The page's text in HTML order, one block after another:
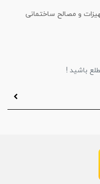
و مصالح ساختمانی
باشید !